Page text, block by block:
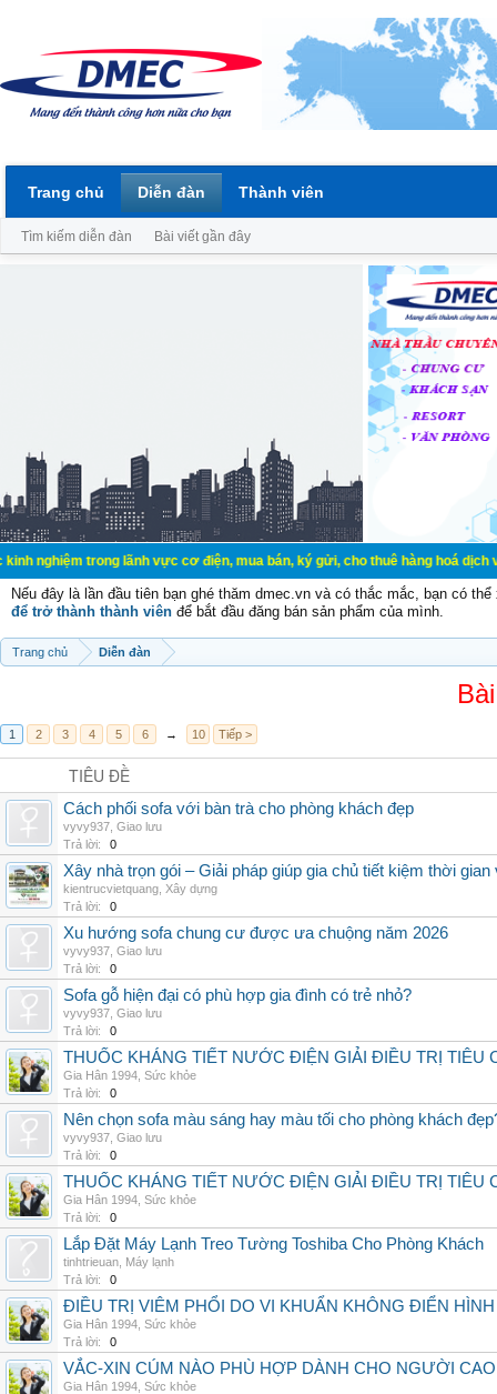
lãnh vực cơ điện, mua bán, ký gửi, cho thuê hàng hoá dịch vụ cá
Nếu đây là lần đầu tiên bạn ghé thăm dmec.vn và có thắc mắc, bạn có
để trở thành thành viên để bắt đầu đăng bán sản phẩm của mình.
Trang chủ Diễn đàn
1 2 3 4 5 6 → 10 Tiếp >
TIÊU ĐỀ
Cách phối sofa với bàn trà cho phòng khách đẹp
vyvy937 Giao lưu
Trả lời:
0
Xây nhà trọn gói – Giải pháp giúp gia chủ tiết kiệm thời
kientrucvietquang Xây dựng
Trả lời:
0
Xu hướng sofa chung cư được ưa chuộng năm 2026
vyvy937 Giao lưu
Trả lời:
0
Sofa gỗ hiện đại có phù hợp gia đình có trẻ nhỏ?
vyvy937 Giao lưu
Trả lời:
0
THUỐC KHÁNG TIẾT NƯỚC ĐIỆN GIẢI ĐIỀU TRỊ TIÊU
Gia Hân 1994 Sức khỏe
Trả lời:
0
Nên chọn sofa màu sáng hay màu tối cho phòng khách
vyvy937 Giao lưu
Trả lời:
0
THUỐC KHÁNG TIẾT NƯỚC ĐIỆN GIẢI ĐIỀU TRỊ TIÊU
Gia Hân 1994 Sức khỏe
Trả lời:
0
Lắp Đặt Máy Lạnh Treo Tường Toshiba Cho Phòng Khách
tinhtrieuan Máy lạnh
Trả lời:
0
ĐIỀU TRỊ VIÊM PHỔI DO VI KHUẨN KHÔNG ĐIỂN
Gia Hân 1994 Sức khỏe
Trả lời:
0
VẮC-XIN CÚM NÀO PHÙ HỢP DÀNH CHO NGƯỜI
Gia Hân 1994 Sức khỏe
Trang chủ Diễn đàn
Tìm kiếm diễn đàn Bài viết gần đây
Thành viên